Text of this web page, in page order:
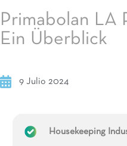
Primabolan LA
Ein Überblick
9 Julio 2024
Housekeeping